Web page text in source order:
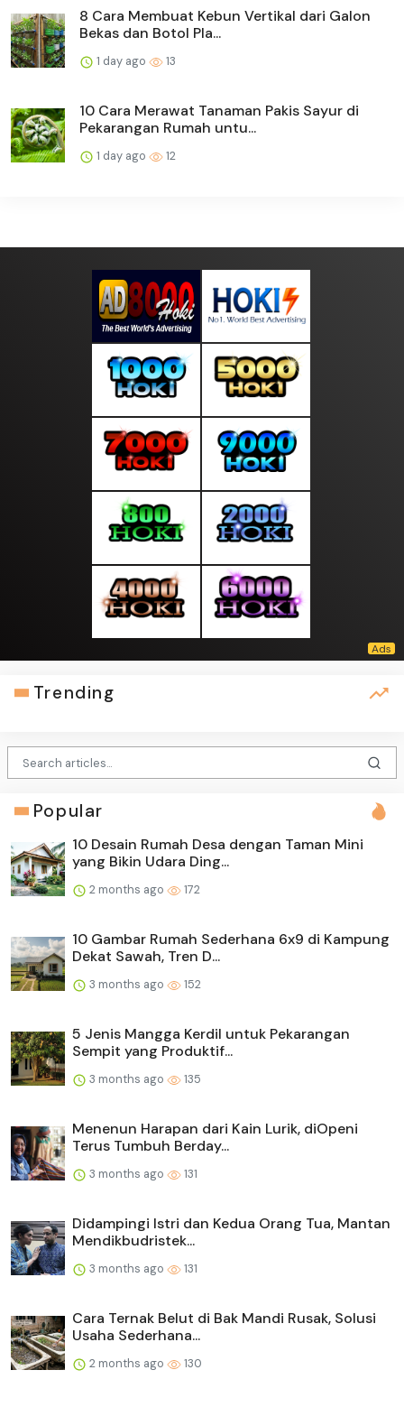
8 Cara Membuat Kebun Vertikal dari Galon
Bekas dan Botol Pla...
1 day ago 13
10 Cara Merawat Tanaman Pakis Sayur di
Pekarangan Rumah untu...
1 day ago 12
Trending
Popular
10 Desain Rumah Desa dengan Taman Mini
yang Bikin Udara Ding...
2 months ago 172
10 Gambar Rumah Sederhana 6x9 di Kampung
Dekat Sawah, Tren D...
3 months ago 152
5 Jenis Mangga Kerdil untuk Pekarangan
Sempit yang Produktif...
3 months ago 135
Menenun Harapan dari Kain Lurik, diOpeni
Terus Tumbuh Berday...
3 months ago 131
Didampingi Istri dan Kedua Orang Tua, Mantan
Mendikbudristek...
3 months ago 131
Cara Ternak Belut di Bak Mandi Rusak, Solusi
Usaha Sederhana...
2 months ago 130